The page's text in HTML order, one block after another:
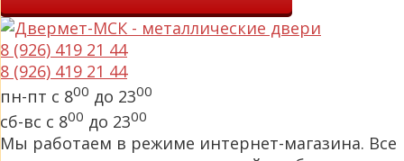
8 (926) 419 21 44
8 (926) 419 21 44
пн-пт с 800 до 2300
сб-вс с 800 до 2300
Мы работаем в режиме интернет-магазина. Все